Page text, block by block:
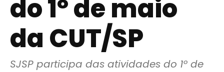
do 1º de maio
da CUT/SP
SJSP participa das atividades do 1º de